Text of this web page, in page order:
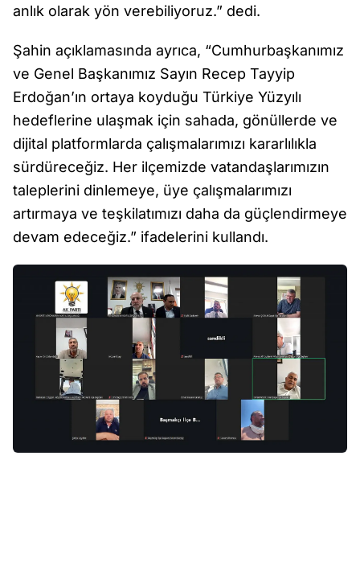
anlık olarak yön verebiliyoruz.” dedi.
Şahin açıklamasında ayrıca, “Cumhurbaşkanımız
ve Genel Başkanımız Sayın Recep Tayyip
Erdoğan’ın ortaya koyduğu Türkiye Yüzyılı
hedeflerine ulaşmak için sahada, gönüllerde ve
dijital platformlarda çalışmalarımızı kararlılıkla
sürdüreceğiz. Her ilçemizde vatandaşlarımızın
taleplerini dinlemeye, üye çalışmalarımızı
artırmaya ve teşkilatımızı daha da güçlendirmeye
devam edeceğiz.” ifadelerini kullandı.